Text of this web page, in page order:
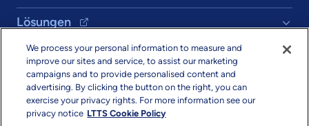
Lösungen
Über uns
We process your personal information to measure and
improve our sites and service, to assist our marketing
campaigns and to provide personalised content and
advertising. By clicking the button on the right, you can
exercise your privacy rights. For more information see our
privacy notice LTTS Cookie Policy